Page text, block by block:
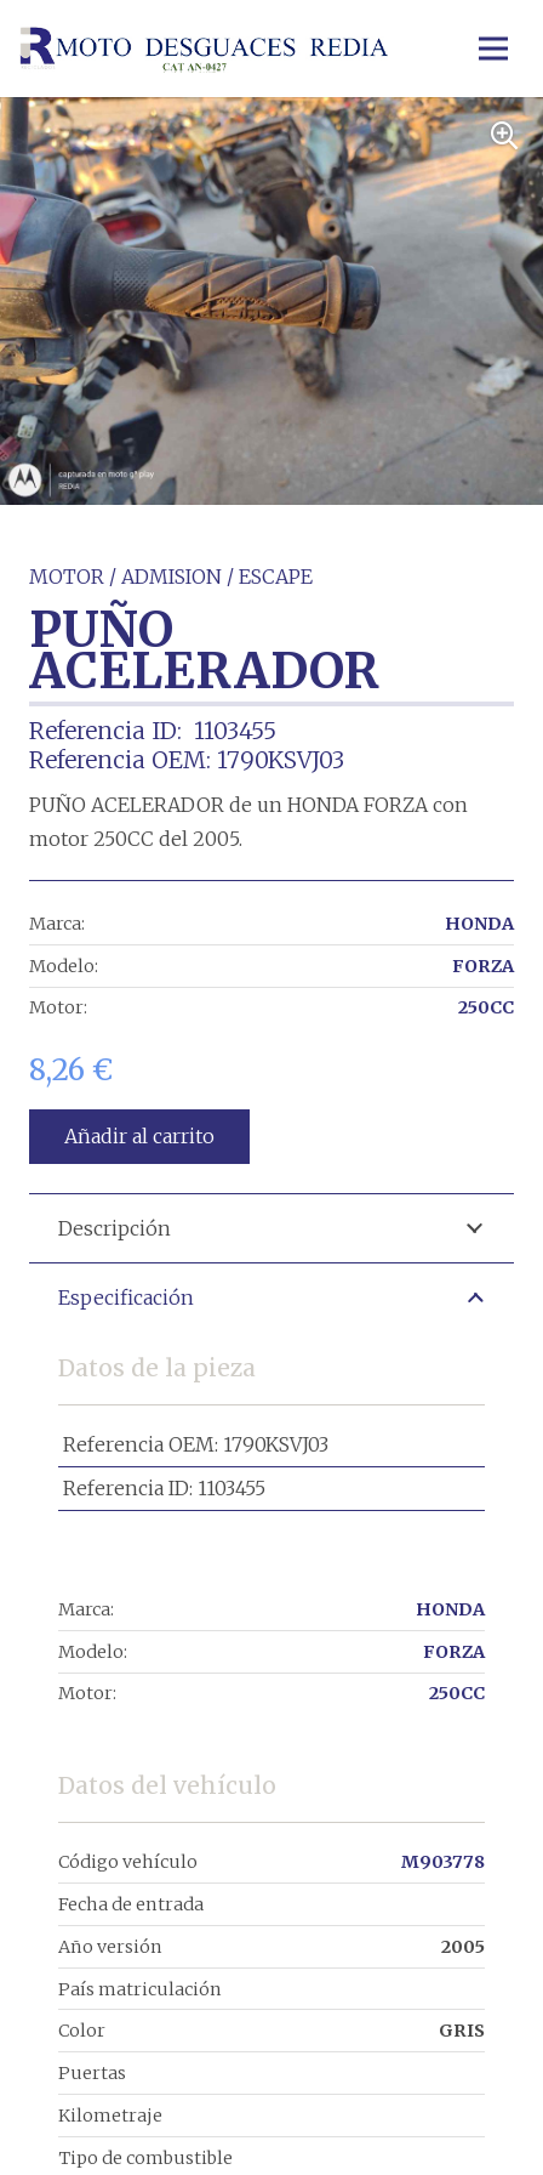
MOTOR / ADMISION / ESCAPE
PUÑO
ACELERADOR
Referencia ID: 1103455
Referencia OEM: 1790KSVJ03
PUÑO ACELERADOR de un HONDA FORZA con
motor 250CC del 2005.
8,26 €
Añadir al carrito
Marca:
HONDA
Modelo:
FORZA
Motor:
250CC
Descripción
Especificación
Datos de la pieza
Referencia OEM: 1790KSVJ03
Referencia ID: 1103455
Marca:
HONDA
Modelo:
FORZA
Motor:
250CC
Datos del vehículo
Código vehículo
M903778
Fecha de entrada
Año versión
2005
País matriculación
Color
GRIS
Puertas
Kilometraje
Tipo de combustible